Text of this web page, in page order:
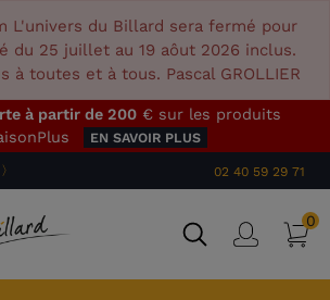
L'univers du Billard sera fermé pour
du 25 juillet au 19 aôut 2026 inclus.
à toutes et à tous. Pascal GROLLIER
à partir de 200 € sur les produits
EN SAVOIR PLUS
02 40 59 29 71
0